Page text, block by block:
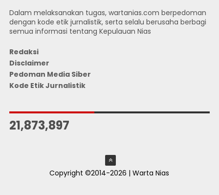
Dalam melaksanakan tugas, wartanias.com berpedoman
dengan kode etik jurnalistik, serta selalu berusaha berbagi
semua informasi tentang Kepulauan Nias
Redaksi
Disclaimer
Pedoman Media Siber
Kode Etik Jurnalistik
21,873,897
Copyright ©2014-2026 | Warta Nias